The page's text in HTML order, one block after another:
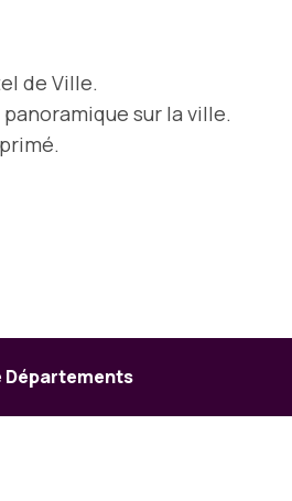
de Ville.
sur la ville.
Départements